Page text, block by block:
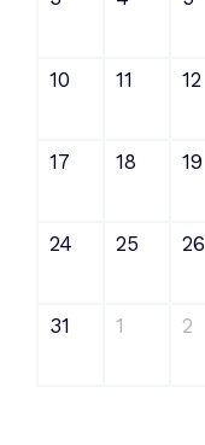
10 11 12
17 18 19
24 25 26
31 1 2